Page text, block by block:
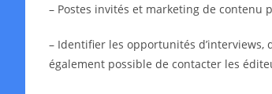
– Postes invités et marketing de
– Identifier les opportunités
également possible de contacter les